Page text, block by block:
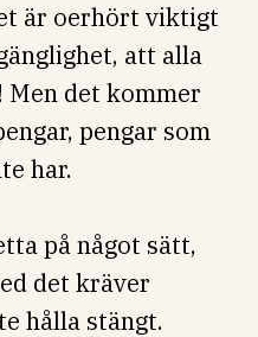
är oerhört viktigt
att alla
Men det kommer
pengar som
har.
på något sätt,
det kräver
hålla stängt.